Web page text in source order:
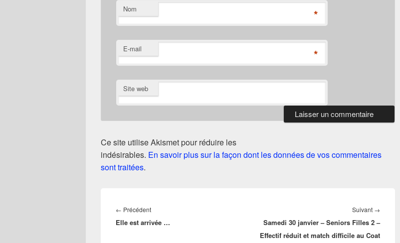
Nom *
E-mail *
Site web
Ce site utilise Akismet pour réduire les
indésirables. En savoir plus sur la façon dont les données de vos commentaires
sont traitées.
de
l’article
← PrécédentArticle
précédent :
Elle est arrivée …
Suivant →
suivant :
Samedi 30 janvier – Seniors Filles 2 –
Effectif réduit et match difficile au Coat